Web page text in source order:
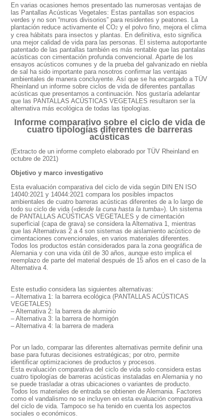
En varias ocasiones hemos presentado las numerosas ventajas de
las Pantallas Acústicas Vegetales: Estas pantallas son espacios
verdes y no son “muros divisorios” para residentes y peatones. La
plantación reduce activamente el CO2 y el polvo fino, mejora el clima
y crea hábitats para insectos y plantas. En definitiva, esto significa
una mejor calidad de vida para las personas. El sistema autoportante
patentado de las pantallas también es más rentable que las pantalas
acústicas con cimentación profunda convencional.Aparte de los
ensayos acústicos comunes y de la prueba del galvanizado en niebla
de sal ha sido importante para nosotros confirmar las ventajas
ambientales de manera concluyente. Así que se ha encargado a TÜV
Rheinland un informe sobre ciclos de vida de diferentes pantallas
acústicas que presentamos a continuación. Nos gustaría adelantar
que las PANTALLAS ACÚSTICAS VEGETALES resultaron ser la
alternativa más ecológica de todas las tipologías.
Informe comparativo sobre el ciclo de vida de
cuatro tipologías diferentes de barreras
acústicas
(Extracto de un informe completo elaborado por TÜV Rheinland en
octubre de 2021)
Objetivo y marco investigativo
Esta evaluación comparativa del ciclo de vida según DIN EN ISO
14040:2021 y 14044:2021 compara los posibles impactos
ambientales de cuatro barreras acústicas diferentes de a lo largo de
todo su ciclo de vida («desde la cuna hasta la tumba»). Un sistema
de PANTALLAS ACÚSTICAS VEGETALES y de cimentación
superficial (capa de grava) se considera la Alternativa 1, mientras
que las Alternativas 2 a 4 son sistemas de aislamiento acústico de
cimentaciones convencionales, en varios materiales diferentes.
Todos los productos están considerados para la zona geográfica de
Alemania y con una vida útil de 30 años, aunque esto implica el
reemplazo de parte del material después de 15 años en el caso de la
Alternativa 4.
Este estudio considera las siguientes alternativas:
– Alternativa 1: la barrera ecológica (PANTALLAS ACÚSTICAS
VEGETALES)
– Alternativa 2: la barrera de aluminio
– Alternativa 3: la barrera de hormigón
– Alternativa 4: la barrera de madera
Por un lado, comparar las diferentes alternativas permite definir una
base para futuras decisiones estratégicas; por otro, permite
identificar optimizaciones de productos y procesos.
Esta evaluación comparativa del ciclo de vida solo considera estas
cuatro tipologías de barreras acústicas instaladas en Alemania y no
se puede trasladar a otras ubicaciones o variantes de producto.
Todos los materiales de entrada se obtienen de Alemania. Factores
como el vandalismo no se incluyen en esta evaluación comparativa
del ciclo de vida. Tampoco se ha tenido en cuenta los aspectos
sociales o económicos.